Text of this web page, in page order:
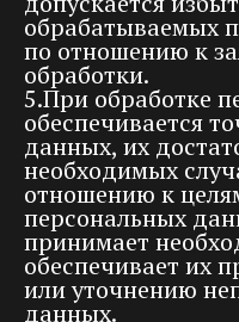
обрабатываемых
по отношению к
обработки.
5.При обработке
обеспечивается
данных, их
необходимых
отношению к
персональных
принимает
обеспечивает их
или уточнению
данных.